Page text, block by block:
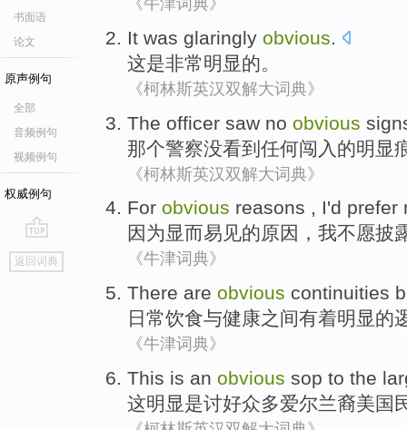
书面语
论文
原声例句
全部
音频例句
视频例句
权威例句
go
top
返回词典
《牛津词典》
It was glaringly obvious.
这是非常明显的。
《柯林斯英汉双解大词典》
The officer saw no obvious
那个警察没看到 任何闯入 的明显
《柯林斯英汉双解大词典》
For obvious reasons , I'd prefer
因为显而易见的原因 ， 我不愿披
《牛津词典》
There are obvious continuities
日常饮食与健康之间有着明显的
《牛津词典》
This is an obvious sop to the
这明显是讨好众多爱尔兰裔美国